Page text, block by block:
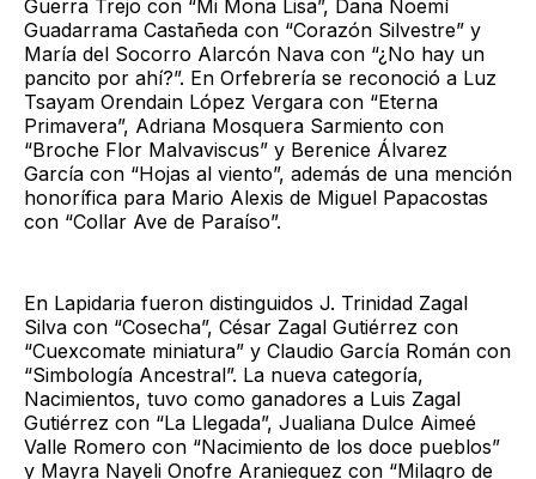
Guerra Trejo con “Mi Mona Lisa”, Dana Noemí
Guadarrama Castañeda con “Corazón Silvestre” y
María del Socorro Alarcón Nava con “¿No hay un
pancito por ahí?”. En Orfebrería se reconoció a Luz
Tsayam Orendain López Vergara con “Eterna
Primavera”, Adriana Mosquera Sarmiento con
“Broche Flor Malvaviscus” y Berenice Álvarez
García con “Hojas al viento”, además de una mención
honorífica para Mario Alexis de Miguel Papacostas
con “Collar Ave de Paraíso”.
En Lapidaria fueron distinguidos J. Trinidad Zagal
Silva con “Cosecha”, César Zagal Gutiérrez con
“Cuexcomate miniatura” y Claudio García Román con
“Simbología Ancestral”. La nueva categoría,
Nacimientos, tuvo como ganadores a Luis Zagal
Gutiérrez con “La Llegada”, Jualiana Dulce Aimeé
Valle Romero con “Nacimiento de los doce pueblos”
y Mayra Nayeli Onofre Aranieguez con “Milagro de